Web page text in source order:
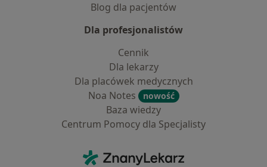
Blog dla pacjentów
Dla profesjonalistów
Cennik
Dla lekarzy
Dla placówek medycznych
Noa Notes
nowość
Baza wiedzy
Centrum Pomocy dla Specjalisty
ZnanyLekarz - Strona główna